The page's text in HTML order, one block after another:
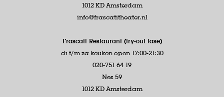
1012 KD Amsterdam
info@frascatitheater.nl
Frascati Restaurant (try-out fase)
di t/m za keuken open 17:00-21:30
020-751 64 19
Nes 59
1012 KD Amsterdam